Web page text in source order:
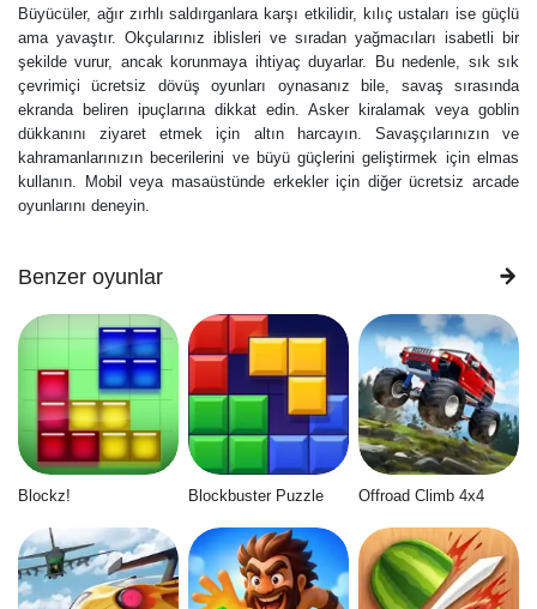
Büyücüler, ağır zırhlı saldırganlara karşı etkilidir, kılıç ustaları ise güçlü
ama yavaştır. Okçularınız iblisleri ve sıradan yağmacıları isabetli bir
şekilde vurur, ancak korunmaya ihtiyaç duyarlar. Bu nedenle, sık sık
çevrimiçi ücretsiz dövüş oyunları oynasanız bile, savaş sırasında
ekranda beliren ipuçlarına dikkat edin. Asker kiralamak veya goblin
dükkanını ziyaret etmek için altın harcayın. Savaşçılarınızın ve
kahramanlarınızın becerilerini ve büyü güçlerini geliştirmek için elmas
kullanın. Mobil veya masaüstünde erkekler için diğer ücretsiz arcade
oyunlarını deneyin.
Benzer oyunlar
Blockz! Blockbuster Puzzle Offroad Climb 4x4